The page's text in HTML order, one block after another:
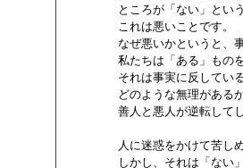
ところが「ない」という
        これは悪いことです。
なぜ悪いかというと、事
私たちは「ある」もの
それは事実に反してい
どのような無理がある
善人と悪人が逆転して
人に迷惑をかけて苦しめ
しかし、それは「ない」